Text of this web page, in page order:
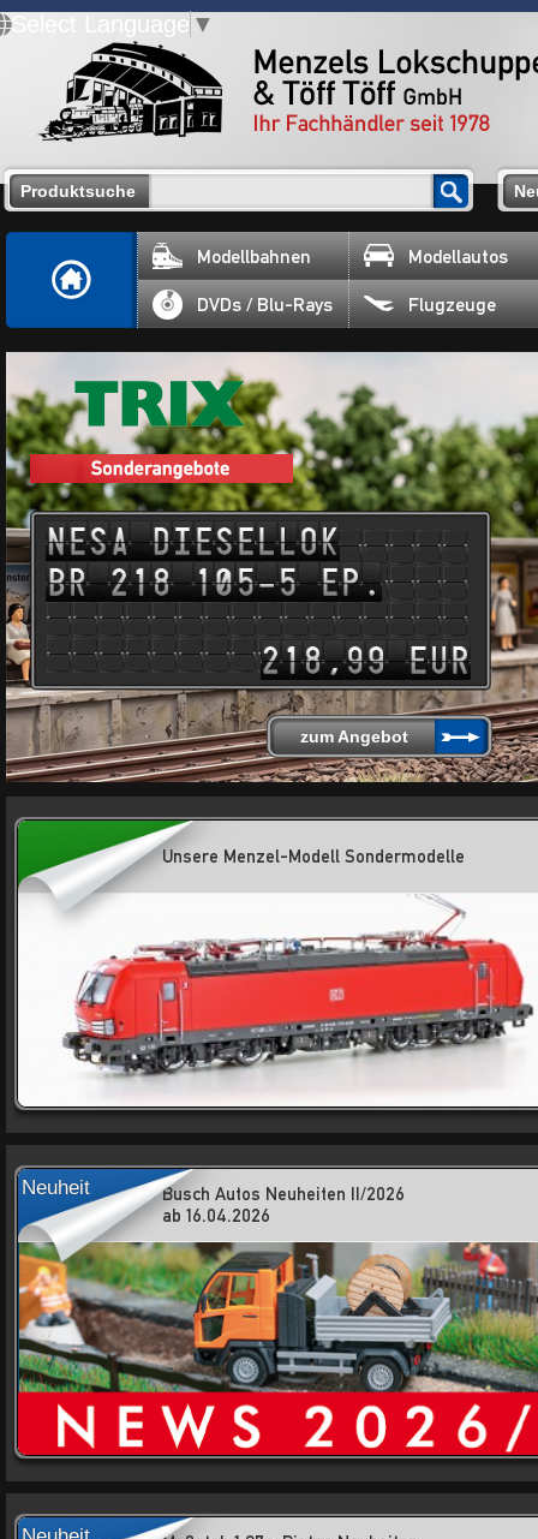
Select Language ▼
Produktsuche
Modellbahnen Modellautos
DVDs / Blu-Rays Flugzeuge
zum Angebot
Unsere Menzel-Modell Sondermodelle
Neuheit
Busch Autos Neuheiten II/2026
ab 16.04.2026